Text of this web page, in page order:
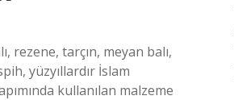
rezene, tarçın, meyan balı,
yüzyıllardır İslam
kullanılan malzeme